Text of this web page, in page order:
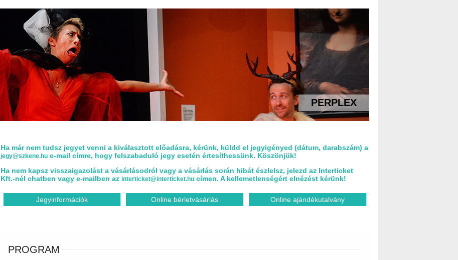
PERPLEX
Ha már nem tudsz jegyet venni a kiválasztott előadásra, kérünk, küldd el jegyigényed (dátum, darabszám) a
jegy@szkene.hu e-mail címre, hogy felszabaduló jegy esetén értesíthessünk. Köszönjük!
Ha nem kapsz visszaigazolást a vásárlásodról vagy a vásárlás során hibát észlelsz, jelezd az Interticket
Kft.-nél chatben vagy e-mailben az interticket@interticket.hu címen. A kellemetlenségért elnézést kérünk!
Jegyinformációk Online bérletvásárlás Online ajándékutalvány